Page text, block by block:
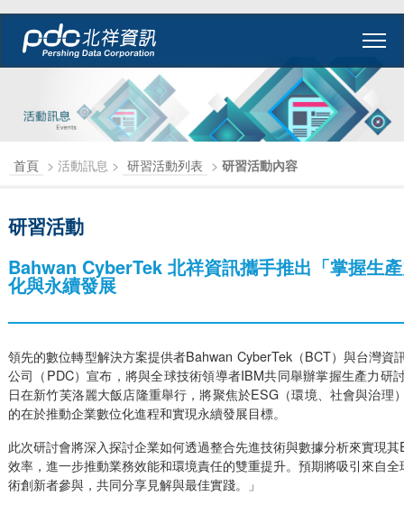
首頁 > 活動訊息 > 研習活動列表 >研習活動內容
研習活動
Bahwan CyberTek 北祥資訊攜手推出「掌握生
化與永續發展
領先的數位轉型解決方案提供者Bahwan CyberTek（BCT）與台灣資
公司（PDC）宣布，將與全球技術領導者IBM共同舉辦掌握生產力研
日在新竹芙洛麗大飯店隆重舉行，將聚焦於ESG（環境、社會與治理
的在於推動企業數位化進程和實現永續發展目標。
此次研討會將深入探討企業如何透過整合先進技術與數據分析來實現
效率，進一步推動業務效能和環境責任的雙重提升。預期將吸引來自
術創新者參與，共同分享見解與最佳實踐。」